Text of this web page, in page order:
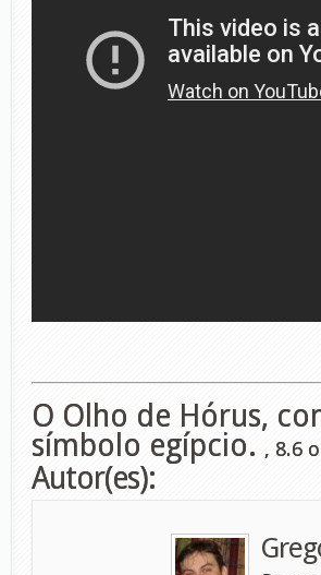
O Olho de Hórus,
símbolo egípcio. , 8.6
Autor(es):